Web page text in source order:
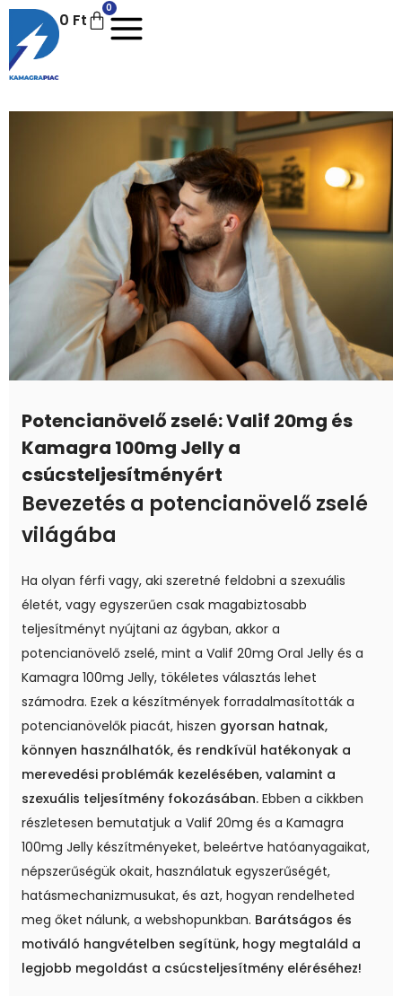
0 Ft
0
Potencianövelő zselé: Valif 20mg és
Kamagra 100mg Jelly a
csúcsteljesítményért
Bevezetés a potencianövelő zselé
világába
Ha olyan férfi vagy, aki szeretné feldobni a szexuális
életét, vagy egyszerűen csak magabiztosabb
teljesítményt nyújtani az ágyban, akkor a
potencianövelő zselé, mint a Valif 20mg Oral Jelly és a
Kamagra 100mg Jelly, tökéletes választás lehet
számodra. Ezek a készítmények forradalmasították a
potencianövelők piacát, hiszen gyorsan hatnak,
könnyen használhatók, és rendkívül hatékonyak a
merevedési problémák kezelésében, valamint a
szexuális teljesítmény fokozásában. Ebben a cikkben
részletesen bemutatjuk a Valif 20mg és a Kamagra
100mg Jelly készítményeket, beleértve hatóanyagaikat,
népszerűségük okait, használatuk egyszerűségét,
hatásmechanizmusukat, és azt, hogyan rendelheted
meg őket nálunk, a webshopunkban. Barátságos és
motiváló hangvételben segítünk, hogy megtaláld a
legjobb megoldást a csúcsteljesítmény eléréséhez!